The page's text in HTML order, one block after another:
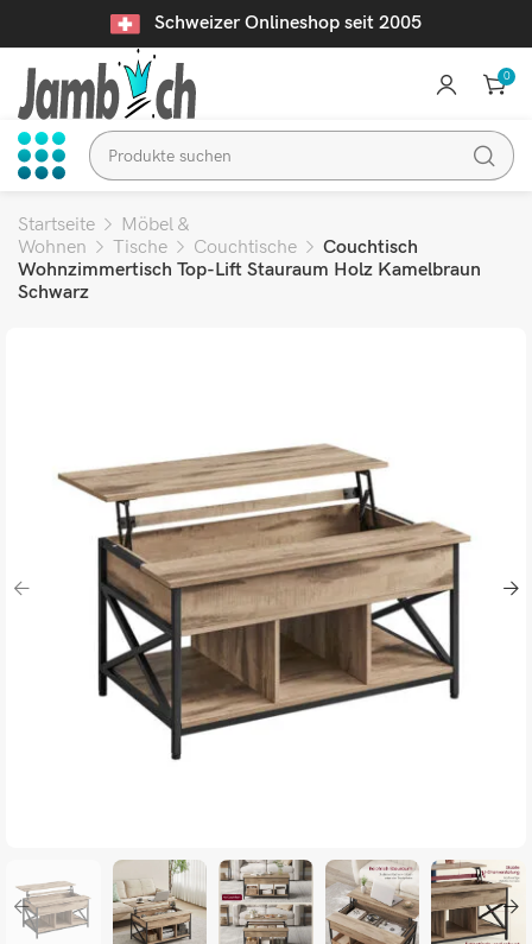
Schweizer Onlineshop seit 2005
0
Startseite
Möbel &
Wohnen
Tische Couchtische
Couchtisch
Wohnzimmertisch Top-Lift Stauraum Holz Kamelbraun
Schwarz